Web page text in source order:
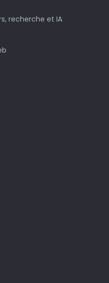
recherche et IA